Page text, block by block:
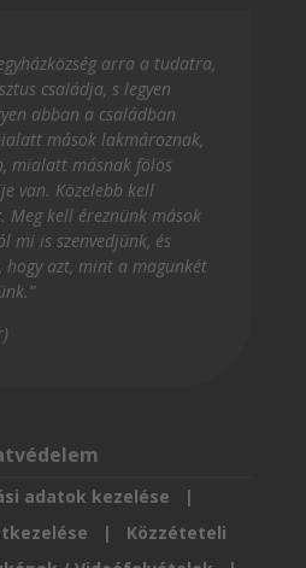
arra a tudatra,
családja, s legyen
abban a családban
mások lakmároznak,
mialatt másnak fölös
van. Közelebb kell
Meg kell éreznünk mások
mi is szenvedjünk, és
hogy azt, mint a magunkét
adatok kezelése |
| Közzéteteli